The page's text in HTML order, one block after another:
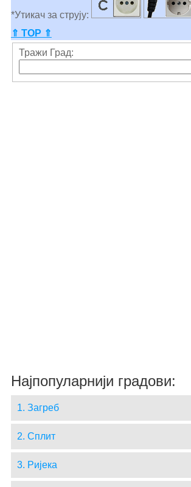
*Утикач за струју:
⇑ TOP ⇑
Тражи Град:
Најпопуларнији градови:
1. Загреб
2. Сплит
3. Ријека